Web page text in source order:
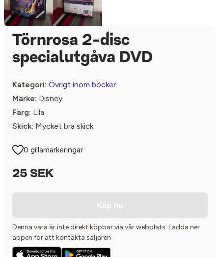
Törnrosa 2-disc
specialutgåva DVD
Kategori: Övrigt inom böcker
Märke: Disney
Färg: Lila
Skick: Mycket bra skick
0 gillamarkeringar
25 SEK
Köp nu
Denna vara är inte direkt köpbar via vår webplats. Ladda ner
appen för att kontakta säljaren